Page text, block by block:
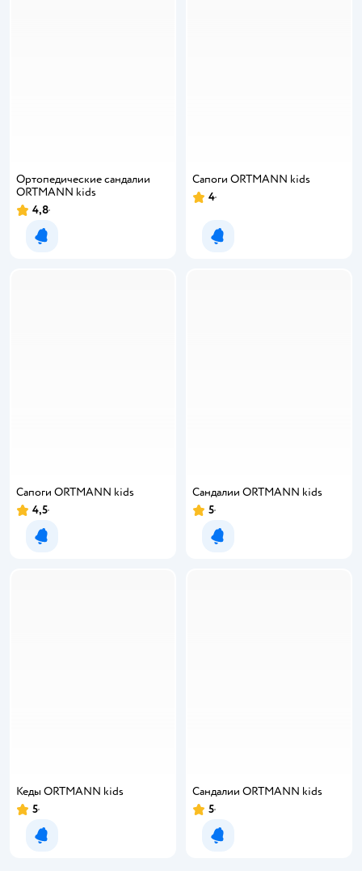
Ортопедические сандалии
ORTMANN kids
Рейтинг:
4,8
Уведомить о появлении
Сапоги ORTMANN kids
Рейтинг:
4
Уведомить о появлении
Сапоги ORTMANN kids
Рейтинг:
4,5
Уведомить о появлении
Сандалии ORTMANN kids
Рейтинг:
5
Уведомить о появлении
Кеды ORTMANN kids
Рейтинг:
5
Уведомить о появлении
Сандалии ORTMANN kids
Рейтинг:
5
Уведомить о появлении